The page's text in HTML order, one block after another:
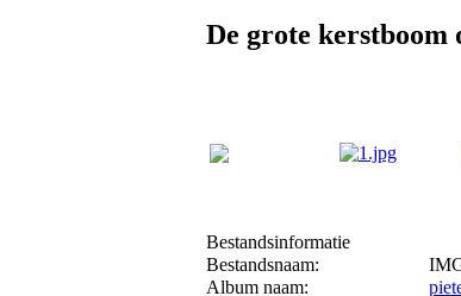
De grote kerstboom
Bestandsinformatie
Bestandsnaam:
Album naam: